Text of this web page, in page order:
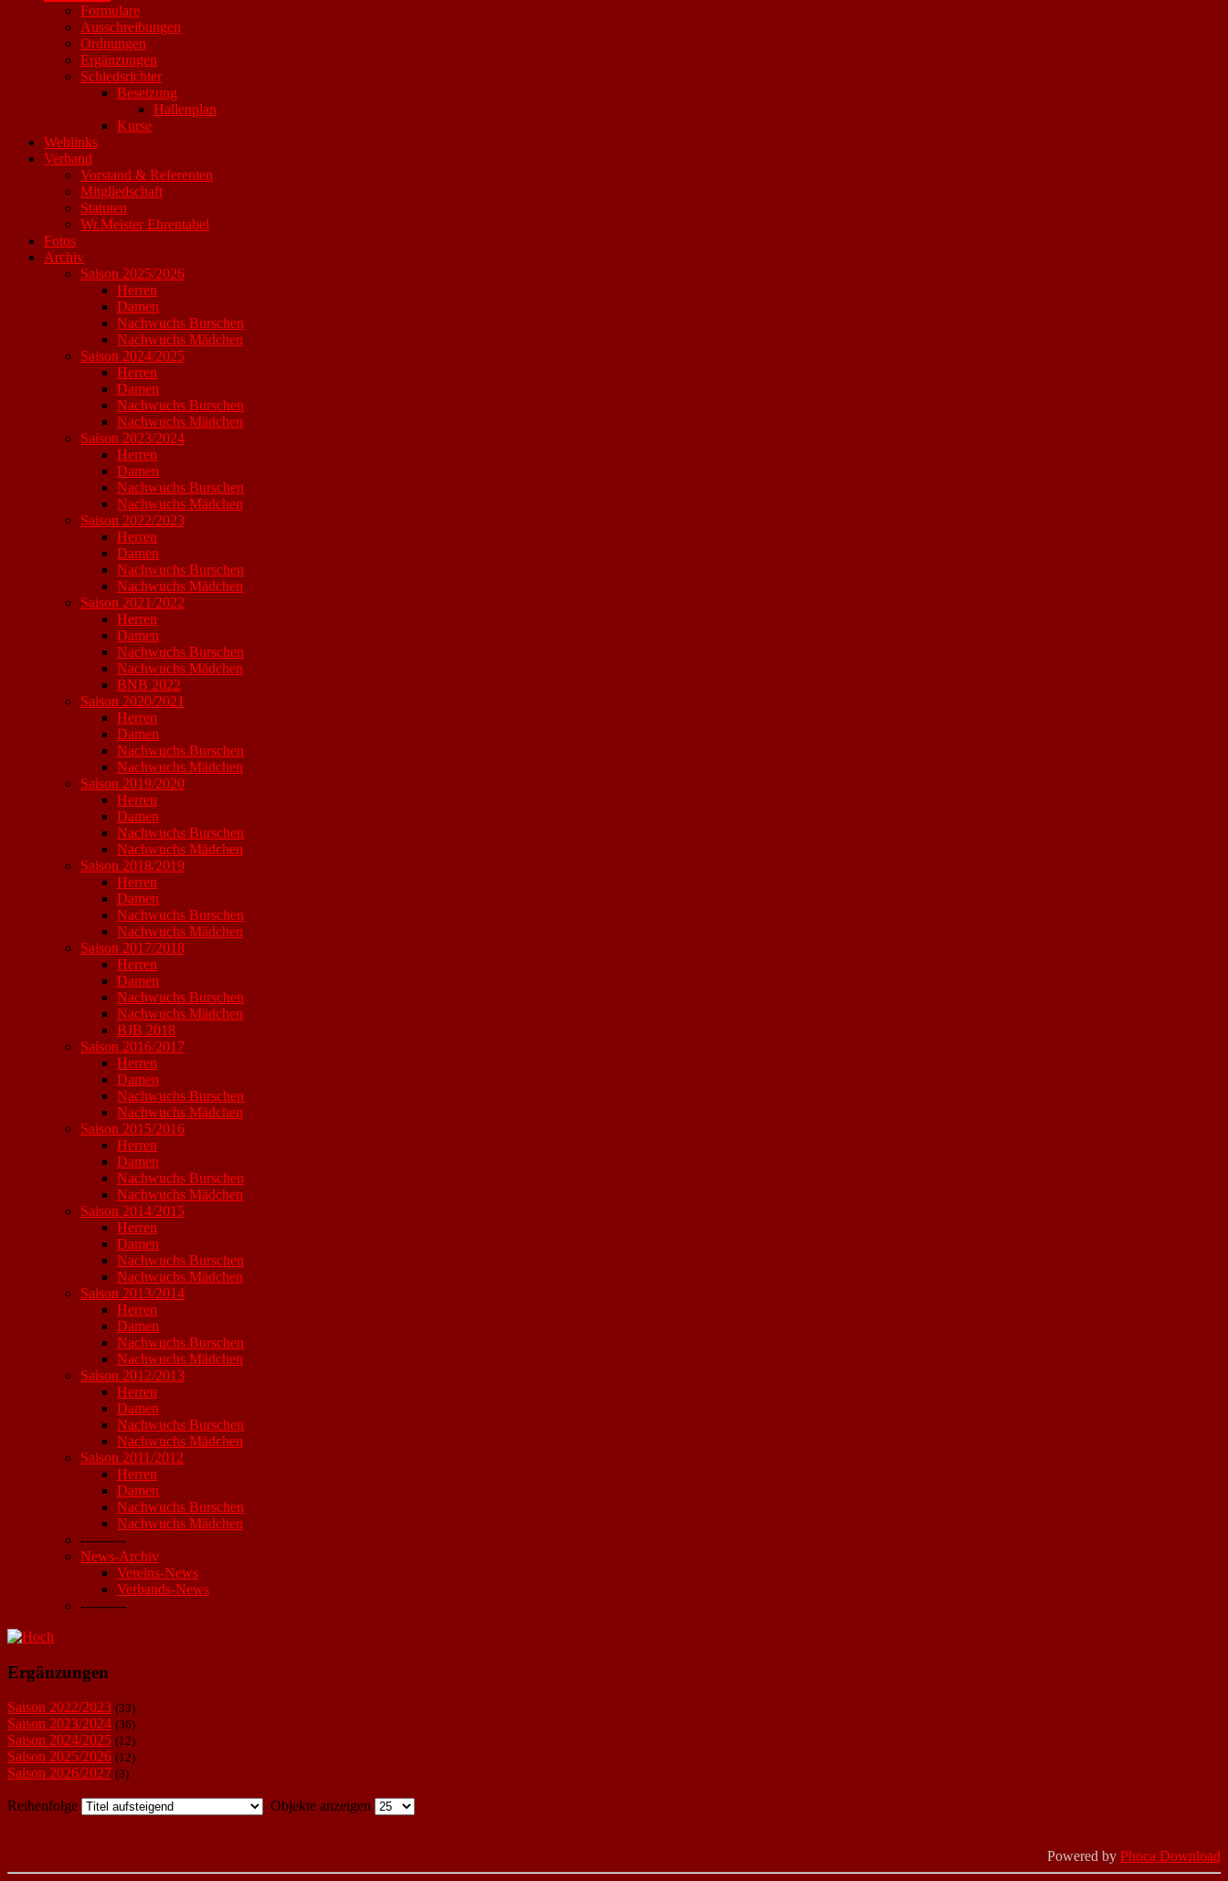
Formulare
Ausschreibungen
Ordnungen
Ergänzungen
Schiedsrichter
Besetzung
Hallenplan
Kurse
Weblinks
Verband
Vorstand & Referenten
Mitgliedschaft
Statuten
Wr.Meister Ehrentabel
Fotos
Archiv
Saison 2025/2026
Herren
Damen
Nachwuchs Burschen
Nachwuchs Mädchen
Saison 2024/2025
Herren
Damen
Nachwuchs Burschen
Nachwuchs Mädchen
Saison 2023/2024
Herren
Damen
Nachwuchs Burschen
Nachwuchs Mädchen
Saison 2022/2023
Herren
Damen
Nachwuchs Burschen
Nachwuchs Mädchen
Saison 2021/2022
Herren
Damen
Nachwuchs Burschen
Nachwuchs Mädchen
BNB 2022
Saison 2020/2021
Herren
Damen
Nachwuchs Burschen
Nachwuchs Mädchen
Saison 2019/2020
Herren
Damen
Nachwuchs Burschen
Nachwuchs Mädchen
Saison 2018/2019
Herren
Damen
Nachwuchs Burschen
Nachwuchs Mädchen
Saison 2017/2018
Herren
Damen
Nachwuchs Burschen
Nachwuchs Mädchen
BJB 2018
Saison 2016/2017
Herren
Damen
Nachwuchs Burschen
Nachwuchs Mädchen
Saison 2015/2016
Herren
Damen
Nachwuchs Burschen
Nachwuchs Mädchen
Saison 2014/2015
Herren
Damen
Nachwuchs Burschen
Nachwuchs Mädchen
Saison 2013/2014
Herren
Damen
Nachwuchs Burschen
Nachwuchs Mädchen
Saison 2012/2013
Herren
Damen
Nachwuchs Burschen
Nachwuchs Mädchen
Saison 2011/2012
Herren
Damen
Nachwuchs Burschen
Nachwuchs Mädchen
----------
News-Archiv
Vereins-News
Verbands-News
----------
Ergänzungen
Saison 2022/2023 (33)
Saison 2023/2024 (36)
Saison 2024/2025 (12)
Saison 2025/2026 (12)
Saison 2026/2027 (3)
Reihenfolge Objekte anzeigen
Powered by Phoca Download